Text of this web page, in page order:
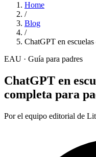
Home
/
Blog
/
ChatGPT en
EAU · Guía para padres
ChatGPT en
completa para
Por el equipo editorial de